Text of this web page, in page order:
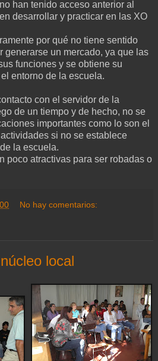
han tenido acceso anterior al
desarrollar y practicar en las XO
por qué no tiene sentido
generarse un mercado, ya que las
funciones y se obtiene su
entorno de la escuela.
con el servidor de la
de un tiempo y de hecho, no se
importantes como lo son el
si no se establece
la escuela.
poco atractivas para ser robadas o
No hay comentarios:
local